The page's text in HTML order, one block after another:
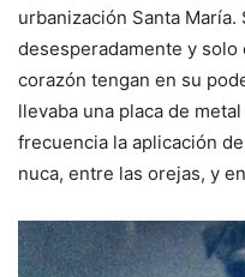
urbanización Santa María.
desesperadamente y
corazón tengan en su
llevaba una placa de
frecuencia la aplicación
nuca, entre las orejas, y